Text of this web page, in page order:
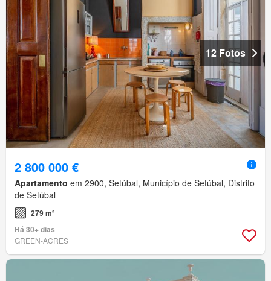
12 Fotos
2 800 000 €
Apartamento em 2900, Setúbal, Município de Setúbal, Distrito
de Setúbal
279 m²
Há 30+ dias
GREEN-ACRES